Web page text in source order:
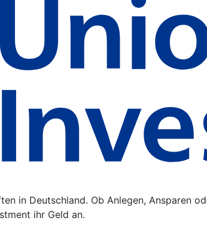
in Deutschland. Ob Anlegen, Ansparen
ihr Geld an.